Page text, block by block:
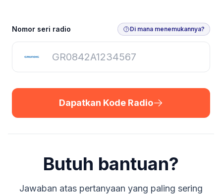
Dapatkan Kode Radio
Nomor seri radio Di mana menemukannya?
Dapatkan Kode Radio
Butuh bantuan?
Jawaban atas pertanyaan yang paling sering